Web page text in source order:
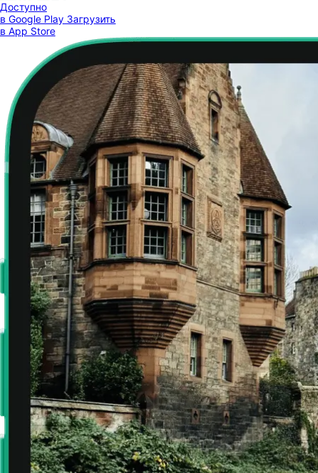
Доступно
в Google Play Загрузить
в App Store